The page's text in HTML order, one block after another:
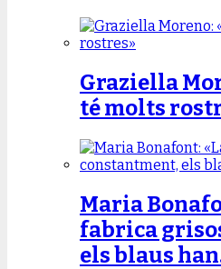
Graziella
té molts
Maria
fabrica
els blaus